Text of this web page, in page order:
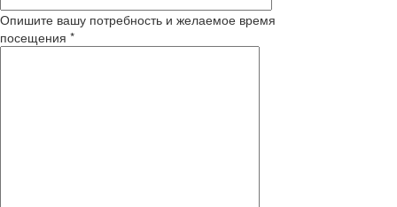
Опишите вашу потребность и желаемое время
посещения *